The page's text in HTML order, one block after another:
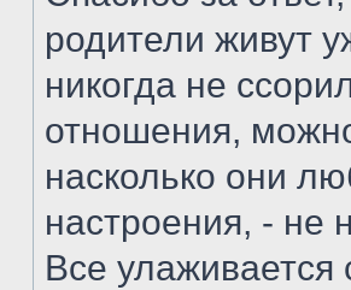
родители живут
никогда не
отношения,
насколько они
настроения, - не
Все